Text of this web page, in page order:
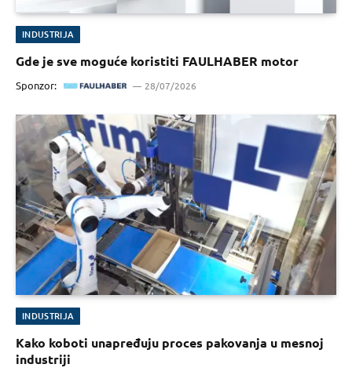
INDUSTRIJA
Gde je sve moguće koristiti FAULHABER motor
Sponzor: 28/07/2026
INDUSTRIJA
Kako koboti unapređuju proces pakovanja u mesnoj
industriji